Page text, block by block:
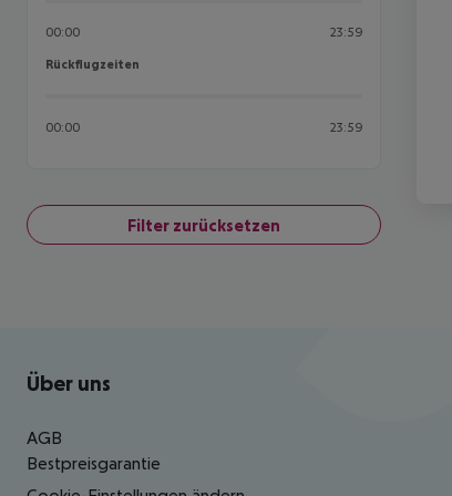
00:00 23:59
Rückflugzeiten
Rückflugzeiten
00:00 23:59
Filter zurücksetzen
Footer navigation
Über uns
AGB
Bestpreisgarantie